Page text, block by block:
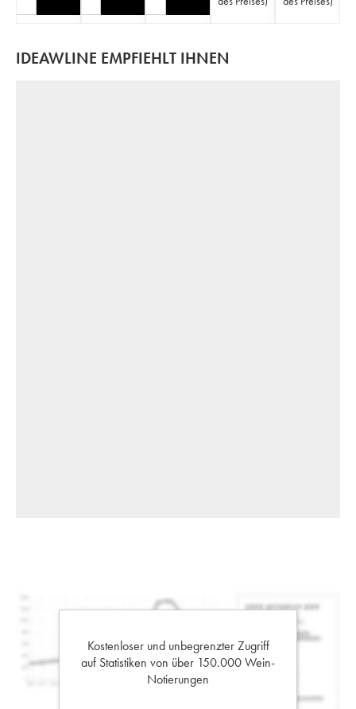
IDEAWLINE EMPFIEHLT IHNEN
Kostenloser und unbegrenzter Zugriff
auf Statistiken von über 150.000 Wein-
Notierungen